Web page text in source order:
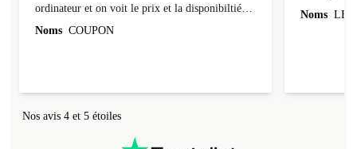
ordinateur et on voit le prix et la disponibiltié
évoluer au fil des caractéristiques choisies.
Noms COUPON
Noms LEO
Nos avis 4 et 5 étoiles